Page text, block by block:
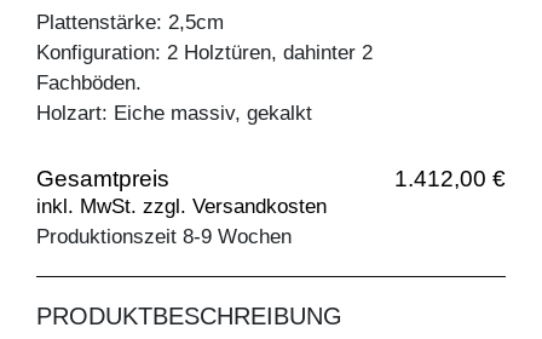
Plattenstärke: 2,5cm
Konfiguration: 2 Holztüren, dahinter 2
Fachböden.
Holzart: Eiche massiv, gekalkt
Gesamtpreis 1.412,00 €
inkl. MwSt. zzgl. Versandkosten
Produktionszeit 8-9 Wochen
PRODUKTBESCHREIBUNG